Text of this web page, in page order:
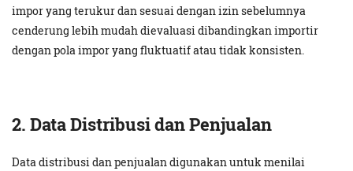
impor yang terukur dan sesuai dengan izin sebelumnya
cenderung lebih mudah dievaluasi dibandingkan importir
dengan pola impor yang fluktuatif atau tidak konsisten.
2. Data Distribusi dan Penjualan
Data distribusi dan penjualan digunakan untuk menilai